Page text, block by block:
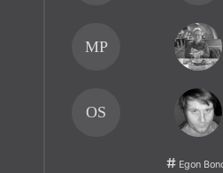
MP
OS
Egon